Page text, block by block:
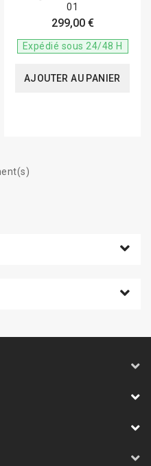
01
299,00 €
Expédié sous 24/48 H
AJOUTER AU PANIER